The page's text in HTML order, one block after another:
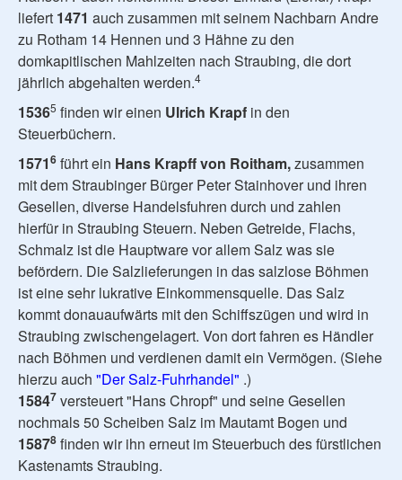
liefert 1471 auch zusammen mit seinem Nachbarn Andre
zu Rotham 14 Hennen und 3 Hähne zu den
domkapitlischen Mahlzeiten nach Straubing, die dort
jährlich abgehalten werden.4
15365 finden wir einen Ulrich Krapf in den
Steuerbüchern.
15716 führt ein Hans Krapff von Roitham,zusammen
mit dem Straubinger Bürger Peter Stainhover und ihren
Gesellen, diverse Handelsfuhren durch und zahlen
hierfür in Straubing Steuern. Neben Getreide, Flachs,
Schmalz ist die Hauptware vor allem Salz was sie
befördern. Die Salzlieferungen in das salzlose Böhmen
ist eine sehr lukrative Einkommensquelle. Das Salz
kommt donauaufwärts mit den Schiffszügen und wird in
Straubing zwischengelagert. Von dort fahren es Händler
nach Böhmen und verdienen damit ein Vermögen. (Siehe
hierzu auch "Der Salz-Fuhrhandel" .)
15847 versteuert "Hans Chropf" und seine Gesellen
nochmals 50 Scheiben Salz im Mautamt Bogen und
15878 finden wir ihn erneut im Steuerbuch des fürstlichen
Kastenamts Straubing.